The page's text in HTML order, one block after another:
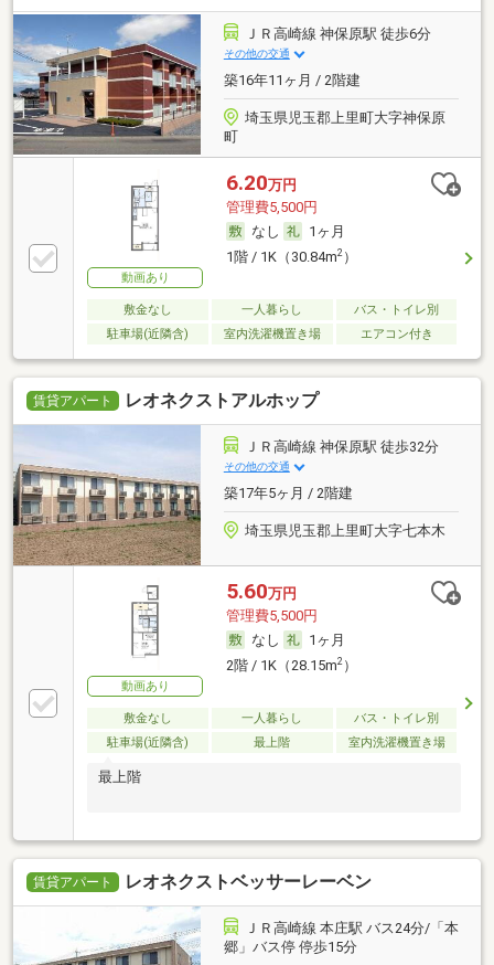
ＪＲ高崎線 神保原駅 徒歩6分
その他の交通
築16年11ヶ月 / 2階建
埼玉県児玉郡上里町大字神保原
町
動画あり
6.20万円
管理費5,500円
なし
1ヶ月
1階 / 1K（30.84m2）
敷金なし 一人暮らし
バス・トイレ別
駐車場(近隣含)
室内洗濯機置き場 エアコン付き
賃貸アパート レオネクストアルホップ
ＪＲ高崎線 神保原駅 徒歩32分
その他の交通
築17年5ヶ月 / 2階建
埼玉県児玉郡上里町大字七本木
動画あり
5.60万円
管理費5,500円
なし
1ヶ月
2階 / 1K（28.15m2）
敷金なし 一人暮らし
バス・トイレ別
駐車場(近隣含)
最上階 室内洗濯機置き場
最上階
賃貸アパート レオネクストベッサーレーベン
ＪＲ高崎線 本庄駅 バス24分/「本
郷」バス停 停歩15分